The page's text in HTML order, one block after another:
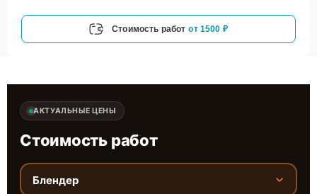
Стоимость работ от 1500 ₽
АКТУАЛЬНЫЕ ЦЕНЫ
Стоимость работ
Блендер